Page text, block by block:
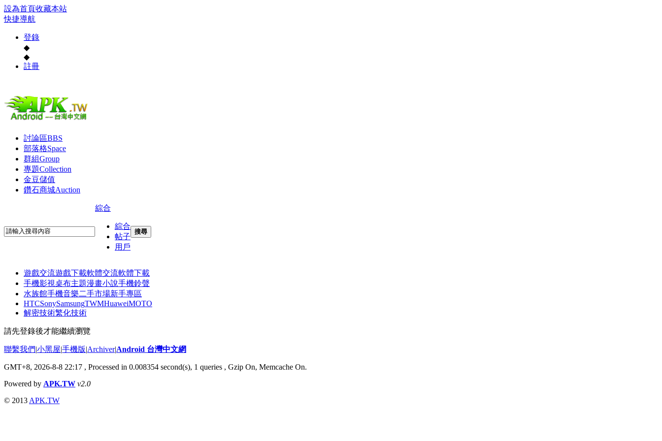
設為首頁收藏本站
快捷導航
登錄
◆
◆
註冊
討論區BBS
部落格Space
群組Group
專題Collection
金豆儲值
鑽石商城Auction
綜合
綜合
帖子
用戶
搜尋
遊戲交流遊戲下載軟體交流軟體下載
手機影視桌布主題漫畫小說手機鈴聲
水族館手機音樂二手市場新手專區
HTCSonySamsungTWMHuaweiMOTO
解密技術繁化技術
請先登錄後才能繼續瀏覽
聯繫我們|小黑屋|手機版|Archiver|Android 台灣中文網
GMT+8, 2026-8-8 22:17 , Processed in 0.008354 second(s), 1 queries , Gzip On, Memcache On.
Powered by APK.TW v2.0
© 2013 APK.TW